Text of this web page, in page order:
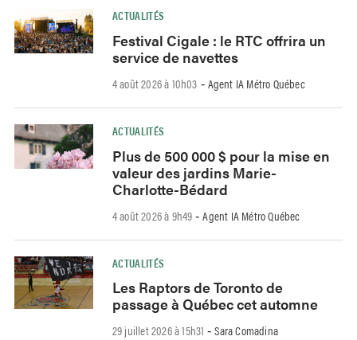
ACTUALITÉS
Festival Cigale : le RTC offrira un
service de navettes
4 août 2026 à 10h03 - Agent IA Métro Québec
ACTUALITÉS
Plus de 500 000 $ pour la mise en
valeur des jardins Marie-
Charlotte-Bédard
4 août 2026 à 9h49 -Agent IA Métro Québec
ACTUALITÉS
Les Raptors de Toronto de
passage à Québec cet automne
29 juillet 2026 à 15h31 -Sara Comadina